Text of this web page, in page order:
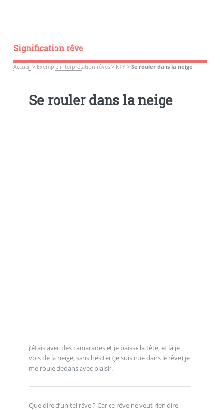
Signification rêve
Accueil > Exemple interprétation rêves> KTY> Se rouler dans la neige
Se rouler dans la neige
j’étais avec des camarades et je baisse la tête, et là je
vois de la neige, sans hésiter (je suis nue dans le rêve) je
me roule dedans avec plaisir.
Que dire d’un tel rêve ? Car ce rêve ne veut rien dire,